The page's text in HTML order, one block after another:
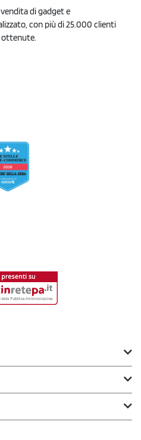
di gadget e
con più di 25.000 clienti
ottenute.